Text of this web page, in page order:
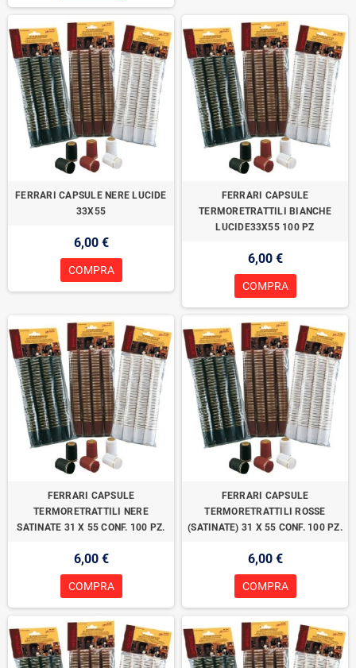
FERRARI CAPSULE NERE LUCIDE
33X55
6,00 €
COMPRA
FERRARI CAPSULE
TERMORETRATTILI BIANCHE
LUCIDE33X55 100 PZ
6,00 €
COMPRA
FERRARI CAPSULE
TERMORETRATTILI NERE
SATINATE 31 X 55 CONF. 100 PZ.
6,00 €
COMPRA
FERRARI CAPSULE
TERMORETRATTILI ROSSE
(SATINATE) 31 X 55 CONF. 100 PZ.
6,00 €
COMPRA